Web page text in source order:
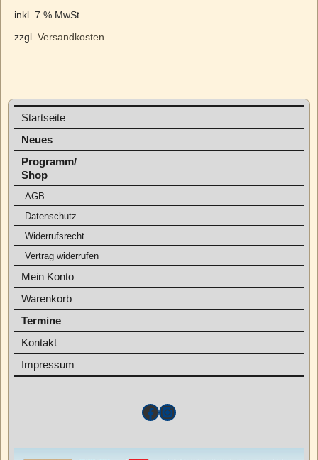
inkl. 7 % MwSt.
zzgl. Versandkosten
Startseite
Neues
Programm/
Shop
AGB
Datenschutz
Widerrufsrecht
Vertrag widerrufen
Mein Konto
Warenkorb
Termine
Kontakt
Impressum